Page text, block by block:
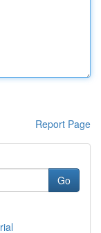
Report Page
Go